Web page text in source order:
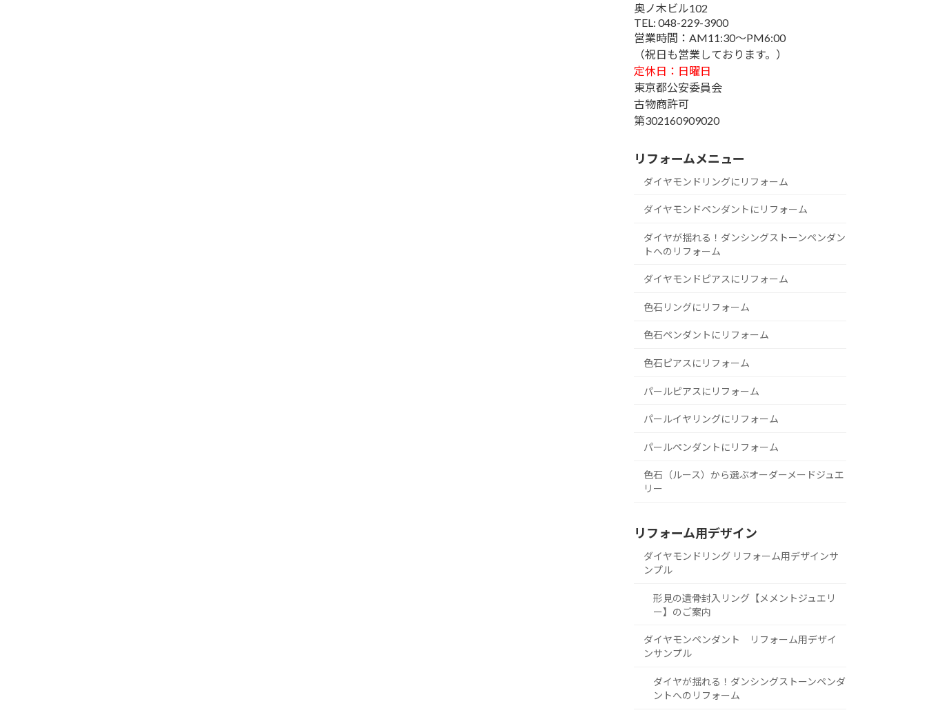
奥ノ木ビル102
TEL: 048-229-3900
営業時間：AM11:30～PM6:00
（祝日も営業しております。）
定休日：日曜日
東京都公安委員会
古物商許可
第302160909020
リフォームメニュー
ダイヤモンドリングにリフォーム
ダイヤモンドペンダントにリフォーム
ダイヤが揺れる！ダンシングストーンペンダン
トへのリフォーム
ダイヤモンドピアスにリフォーム
色石リングにリフォーム
色石ペンダントにリフォーム
色石ピアスにリフォーム
パールピアスにリフォーム
パールイヤリングにリフォーム
パールペンダントにリフォーム
色石（ルース）から選ぶオーダーメードジュエ
リー
リフォーム用デザイン
ダイヤモンドリング リフォーム用デザインサ
ンプル
形見の遺骨封入リング【メメントジュエリ
ー】のご案内
ダイヤモンペンダント リフォーム用デザイ
ンサンプル
ダイヤが揺れる！ダンシングストーンペンダ
ントへのリフォーム